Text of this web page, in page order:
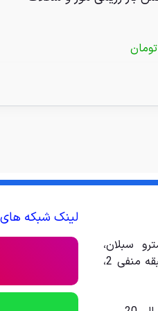
تومان
سبلان،
مجتمع تجاری تفریحی امیر، طبقه منفی 2،
لینک شبکه